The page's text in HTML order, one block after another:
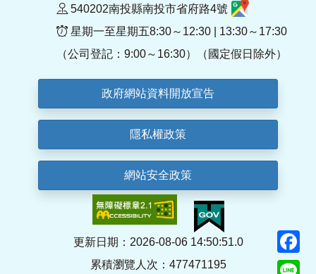
540202南投縣南投市省府路4號
星期一至星期五8:30～12:30 | 13:30～17:30
（公司登記：9:00～16:30）（國定假日除外）
政府網站資料開放宣告
隱私權政策
網站安全政策
更新日期：2026-08-06 14:50:51.0
累積瀏覽人次：477471195